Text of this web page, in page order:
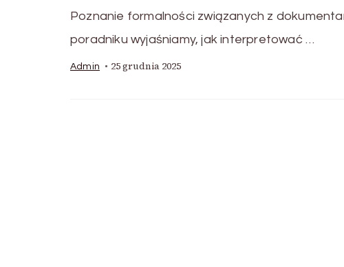
Poznanie formalności związanych z
poradniku wyjaśniamy, jak interpretować …
Admin 25 grudnia 2025